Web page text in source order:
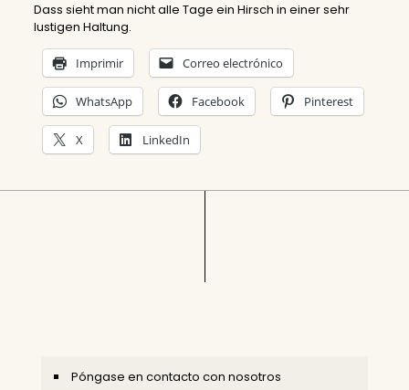
Dass sieht man nicht alle Tage ein Hirsch in einer sehr
lustigen Haltung.
Imprimir Correo electrónico
WhatsApp Facebook Pinterest
X LinkedIn
Póngase en contacto con nosotros